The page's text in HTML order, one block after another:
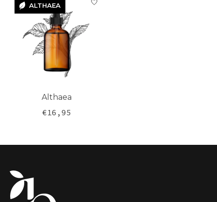
ALTHAEA
ALTHAEA
Althaea
€16,95